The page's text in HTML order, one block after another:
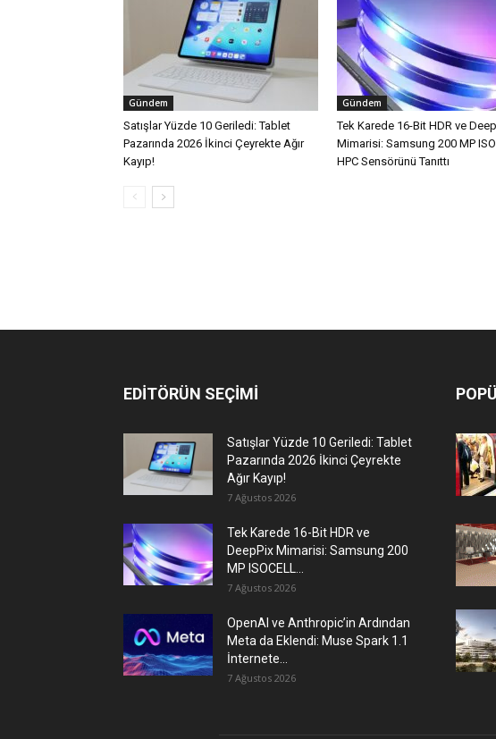
Gündem
Satışlar Yüzde 10 Geriledi: Tablet
Pazarında 2026 İkinci Çeyrekte Ağır
Kayıp!
Gündem
Tek Karede 16-Bit HDR ve
Mimarisi: Samsung 200 MP
HPC Sensörünü Tanıttı
EDİTÖRÜN SEÇİMİ
Satışlar Yüzde 10 Geriledi: Tablet
Pazarında 2026 İkinci Çeyrekte
Ağır Kayıp!
7 Ağustos 2026
Tek Karede 16-Bit HDR ve
DeepPix Mimarisi: Samsung 200
MP ISOCELL...
7 Ağustos 2026
OpenAI ve Anthropic’in Ardından
Meta da Eklendi: Muse Spark 1.1
İnternete...
7 Ağustos 2026